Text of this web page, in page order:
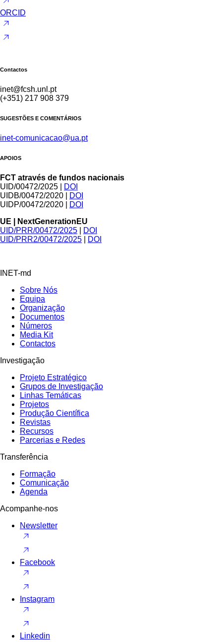
ORCID
Contactos
inet@fcsh.unl.pt
(+351) 217 908 379
SUGESTÕES E COMENTÁRIOS
inet-comunicacao@ua.pt
APOIOS
FCT através de fundos nacionais
UID/00472/2025 |
DOI
UIDB/00472/2020 |
DOI
UIDP/00472/2020 |
DOI
UE | NextGenerationEU
UID/PRR/00472/2025
DOI
UID/PRR2/00472/2025
DOI
INET-md
Sobre Nós
Equipa
Organização
Documentos
Números
Media Kit
Contactos
Investigação
Projeto Estratégico
Grupos de Investigação
Linhas Temáticas
Projetos
Produção Científica
Revistas
Recursos
Parcerias e Redes
Transferência
Formação
Comunicação
Agenda
Acompanhe-nos
Newsletter
Facebook
Instagram
Linkedin